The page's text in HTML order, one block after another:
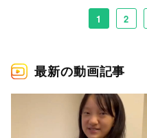
1 2
最新の動画記事